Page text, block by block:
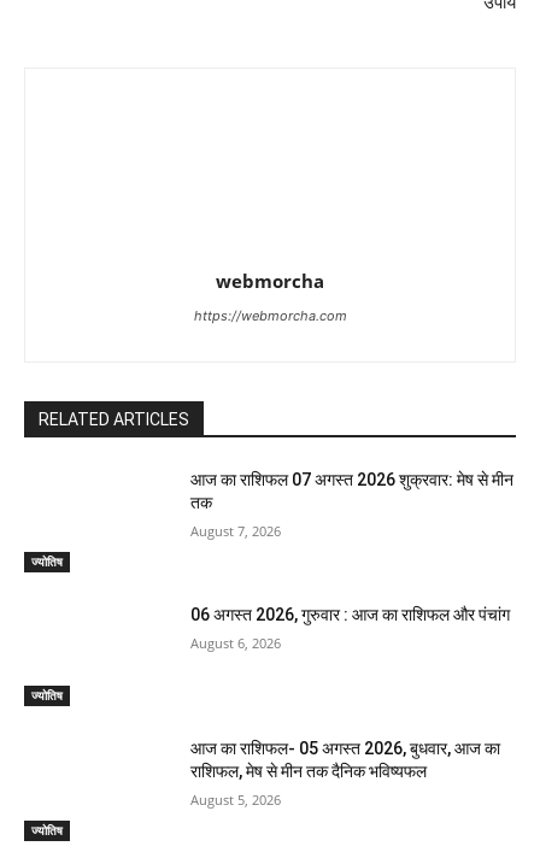
webmorcha
https://webmorcha.com
RELATED ARTICLES
ज्योतिष
आज का राशिफल 07 अगस्त 2026 शुक्रवार: मेष से मीन
तक
August 7, 2026
ज्योतिष
06 अगस्त 2026, गुरुवार : आज का राशिफल और पंचांग
August 6, 2026
ज्योतिष
आज का राशिफल- 05 अगस्त 2026, बुधवार, आज का
राशिफल, मेष से मीन तक दैनिक भविष्यफल
August 5, 2026